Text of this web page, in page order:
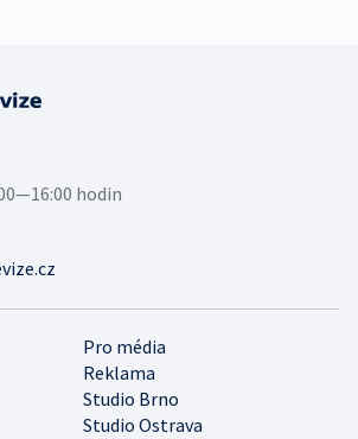
Pro média
Reklama
Studio Brno
Studio Ostrava
hodin